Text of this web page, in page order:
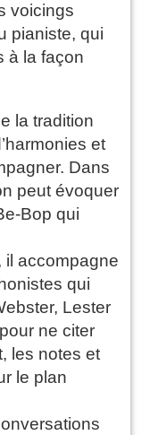
voicings
pianiste, qui
à la façon
la tradition
et
Dans
peut évoquer
Bop qui
il accompagne
qui
Lester
ne citer
les notes et
le plan